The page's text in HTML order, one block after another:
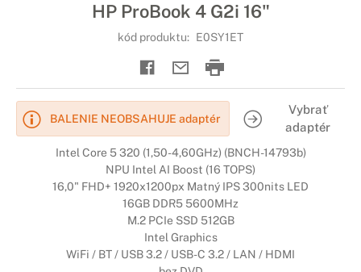
HP ProBook 4 G2i 16"
kód produktu: E0SY1ET
BALENIE NEOBSAHUJE adaptér
Vybrať
adaptér
Intel Core 5 320 (1,50-4,60GHz) (BNCH-14793b)
NPU Intel AI Boost (16 TOPS)
16,0" FHD+ 1920x1200px Matný IPS 300nits LED
16GB DDR5 5600MHz
M.2 PCIe SSD 512GB
Intel Graphics
WiFi / BT / USB 3.2 / USB-C 3.2 / LAN / HDMI